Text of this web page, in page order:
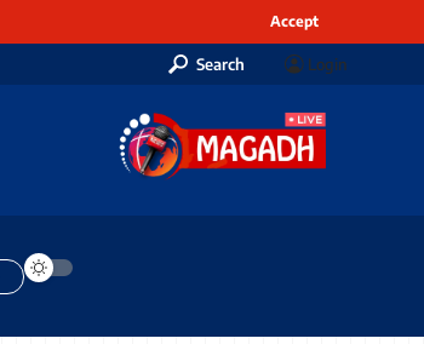
Accept
Search Login